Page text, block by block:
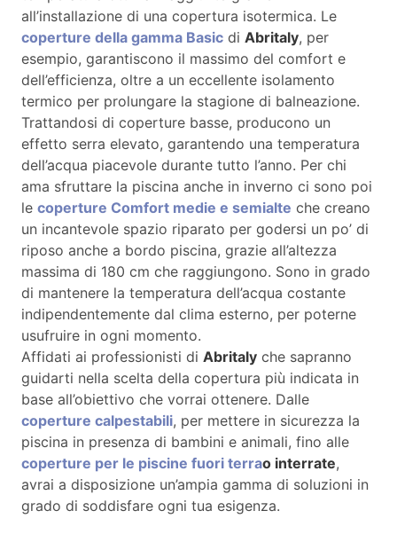
all’installazione di una copertura isotermica. Le
coperture della gamma Basic di Abritaly, per
esempio, garantiscono il massimo del comfort e
dell’efficienza, oltre a un eccellente isolamento
termico per prolungare la stagione di balneazione.
Trattandosi di coperture basse, producono un
effetto serra elevato, garantendo una temperatura
dell’acqua piacevole durante tutto l’anno. Per chi
ama sfruttare la piscina anche in inverno ci sono poi
le coperture Comfort medie e semialte che creano
un incantevole spazio riparato per godersi un po’ di
riposo anche a bordo piscina, grazie all’altezza
massima di 180 cm che raggiungono. Sono in grado
di mantenere la temperatura dell’acqua costante
indipendentemente dal clima esterno, per poterne
usufruire in ogni momento.
Affidati ai professionisti di Abritaly che sapranno
guidarti nella scelta della copertura più indicata in
base all’obiettivo che vorrai ottenere. Dalle
coperture calpestabili, per mettere in sicurezza la
piscina in presenza di bambini e animali, fino alle
coperture per le piscine fuori terrao interrate,
avrai a disposizione un’ampia gamma di soluzioni in
grado di soddisfare ogni tua esigenza.